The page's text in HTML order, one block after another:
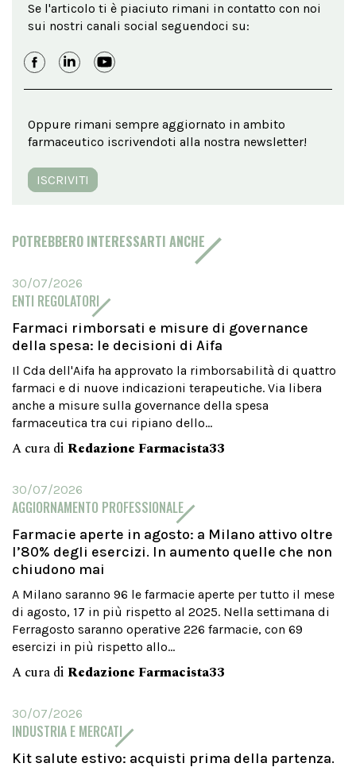
Se l'articolo ti è piaciuto rimani in contatto con noi
sui nostri canali social seguendoci su:
Oppure rimani sempre aggiornato in ambito
farmaceutico iscrivendoti alla nostra newsletter!
ISCRIVITI
POTREBBERO INTERESSARTI ANCHE
30/07/2026
ENTI REGOLATORI
Farmaci rimborsati e misure di governance
della spesa: le decisioni di Aifa
Il Cda dell'Aifa ha approvato la rimborsabilità di quattro
farmaci e di nuove indicazioni terapeutiche. Via libera
anche a misure sulla governance della spesa
farmaceutica tra cui ripiano dello...
A cura di Redazione Farmacista33
30/07/2026
AGGIORNAMENTO PROFESSIONALE
Farmacie aperte in agosto: a Milano attivo oltre
l’80% degli esercizi. In aumento quelle che non
chiudono mai
A Milano saranno 96 le farmacie aperte per tutto il mese
di agosto, 17 in più rispetto al 2025. Nella settimana di
Ferragosto saranno operative 226 farmacie, con 69
esercizi in più rispetto allo...
A cura di Redazione Farmacista33
30/07/2026
INDUSTRIA E MERCATI
Kit salute estivo: acquisti prima della partenza.